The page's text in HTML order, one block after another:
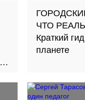
ЧТО
Краткий
планете